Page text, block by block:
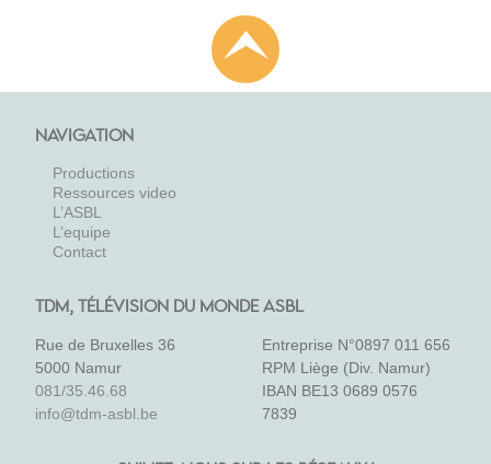
NAVIGATION
Productions
Ressources video
L’ASBL
L’equipe
Contact
TDM, TÉLÉVISION DU MONDE ASBL
Rue de Bruxelles 36
5000 Namur
081/35.46.68
info@tdm-asbl.be
Entreprise N°0897 011 656
RPM Liège (Div. Namur)
IBAN BE13 0689 0576
7839